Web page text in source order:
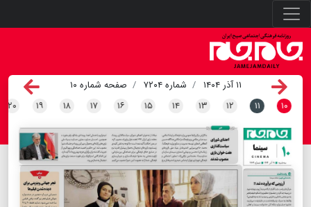
۱۱ آذر ۱۴۰۴ شماره ۷۲۰۴
صفحه شماره ۱۰
۱۰ ۱۱ ۱۲ ۱۳ ۱۴ ۱۵ ۱۶ ۱۷ ۱۸ ۱۹ ۲۰